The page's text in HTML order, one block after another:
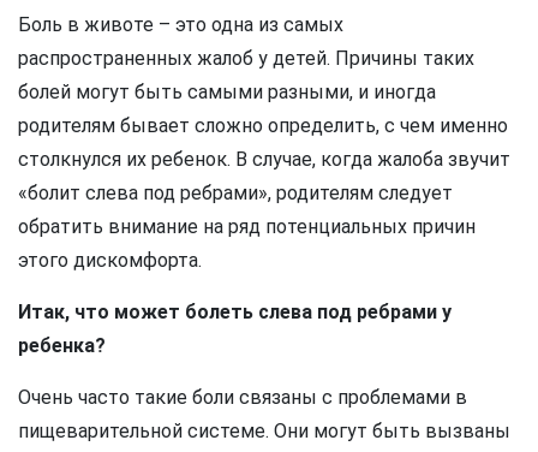
Боль в животе – это одна из самых
распространенных жалоб у детей. Причины таких
болей могут быть самыми разными, и иногда
родителям бывает сложно определить, с чем именно
столкнулся их ребенок. В случае, когда жалоба звучит
«болит слева под ребрами», родителям следует
обратить внимание на ряд потенциальных причин
этого дискомфорта.
Итак, что может болеть слева под ребрами у
ребенка?
Очень часто такие боли связаны с проблемами в
пищеварительной системе. Они могут быть вызваны